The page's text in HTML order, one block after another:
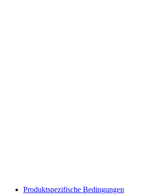
Produktspezifische Bedingungen